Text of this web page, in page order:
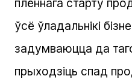
плённага старту
ўсё ўладальнікі
задумваюцца да
прыходзіць спад